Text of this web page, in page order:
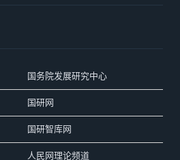
国务院发展研究中心
国研网
国研智库网
人民网理论频道